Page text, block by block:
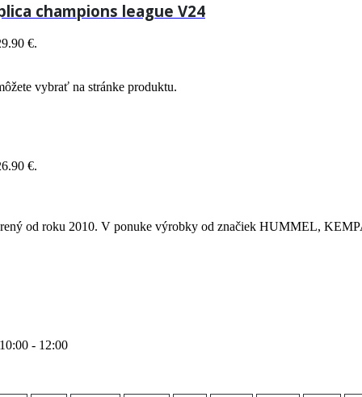
champions league V24
€.
vybrať na stránke produktu.
€.
od roku 2010. V ponuke výrobky od značiek HUMMEL,
- 12:00